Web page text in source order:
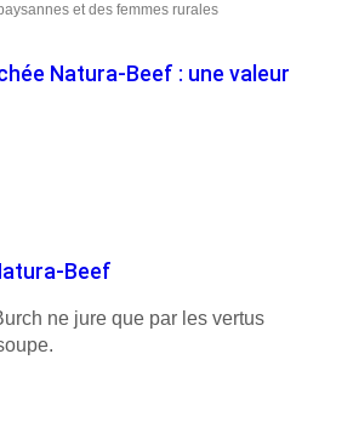
et des femmes rurales
Natura-Beef : une valeur
Beef
ne jure que par les vertus